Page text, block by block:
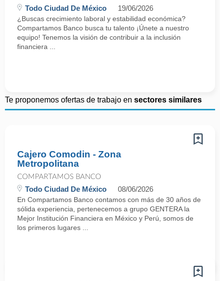
Todo Ciudad De México 19/06/2026
¿Buscas crecimiento laboral y estabilidad económica?
Compartamos Banco busca tu talento ¡Únete a nuestro
equipo! Tenemos la visión de contribuir a la inclusión
financiera ...
Te proponemos ofertas de trabajo en sectores similares
Cajero Comodin - Zona
Metropolitana
COMPARTAMOS BANCO
Todo Ciudad De México 08/06/2026
En Compartamos Banco contamos con más de 30 años de
sólida experiencia, pertenecemos a grupo GENTERA la
Mejor Institución Financiera en México y Perú, somos de
los primeros lugares ...